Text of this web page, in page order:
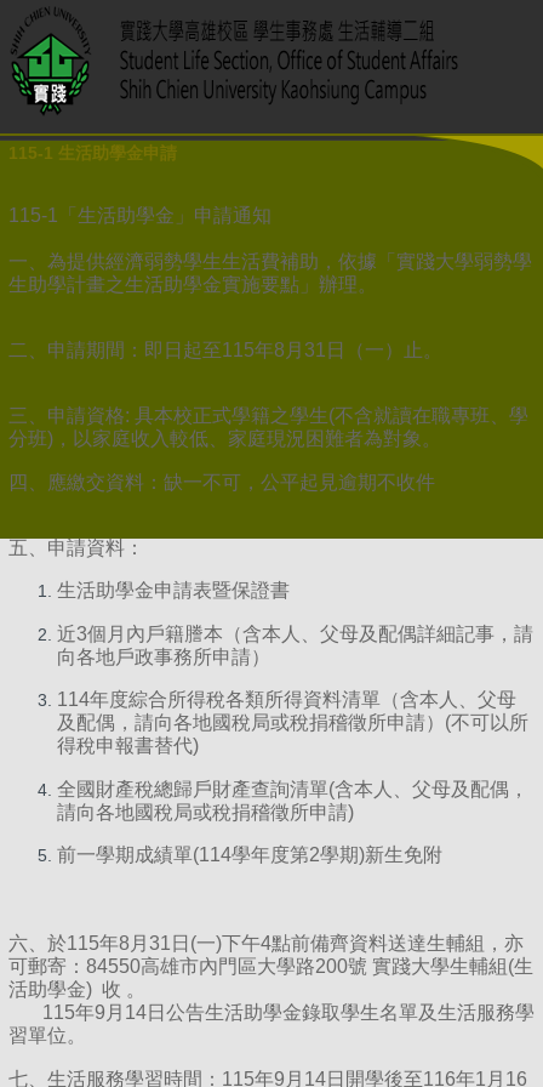
115-1 生活助學金申請
115-1「生活助學金」申請通知
一、為提供經濟弱勢學生生活費補助，依據「實踐大學弱勢學
生助學計畫之生活助學金實施要點」辦理。
二、申請期間：即日起至115年8月31日（一）止。
三、申請資格: 具本校正式學籍之學生(不含就讀在職專班、學
分班)，以家庭收入較低、家庭現況困難者為對象。
四、應繳交資料：缺一不可，公平起見逾期不收件
五、申請資料：
生活助學金申請表暨保證書
近3個月內戶籍謄本（含本人、父母及配偶詳細記事，請
向各地戶政事務所申請）
114年度綜合所得稅各類所得資料清單（含本人、父母
及配偶，請向各地國稅局或稅捐稽徵所申請）(不可以所
得稅申報書替代)
全國財產稅總歸戶財產查詢清單(含本人、父母及配偶，
請向各地國稅局或稅捐稽徵所申請)
前一學期成績單(114學年度第2學期)新生免附
六、於115年8月31日(一)下午4點前備齊資料送達生輔組，亦
可郵寄：84550高雄市內門區大學路200號 實踐大學生輔組(生
活助學金) 收 。
115年9月14日公告生活助學金錄取學生名單及生活服務學
習單位。
七、生活服務學習時間：115年9月14日開學後至116年1月16